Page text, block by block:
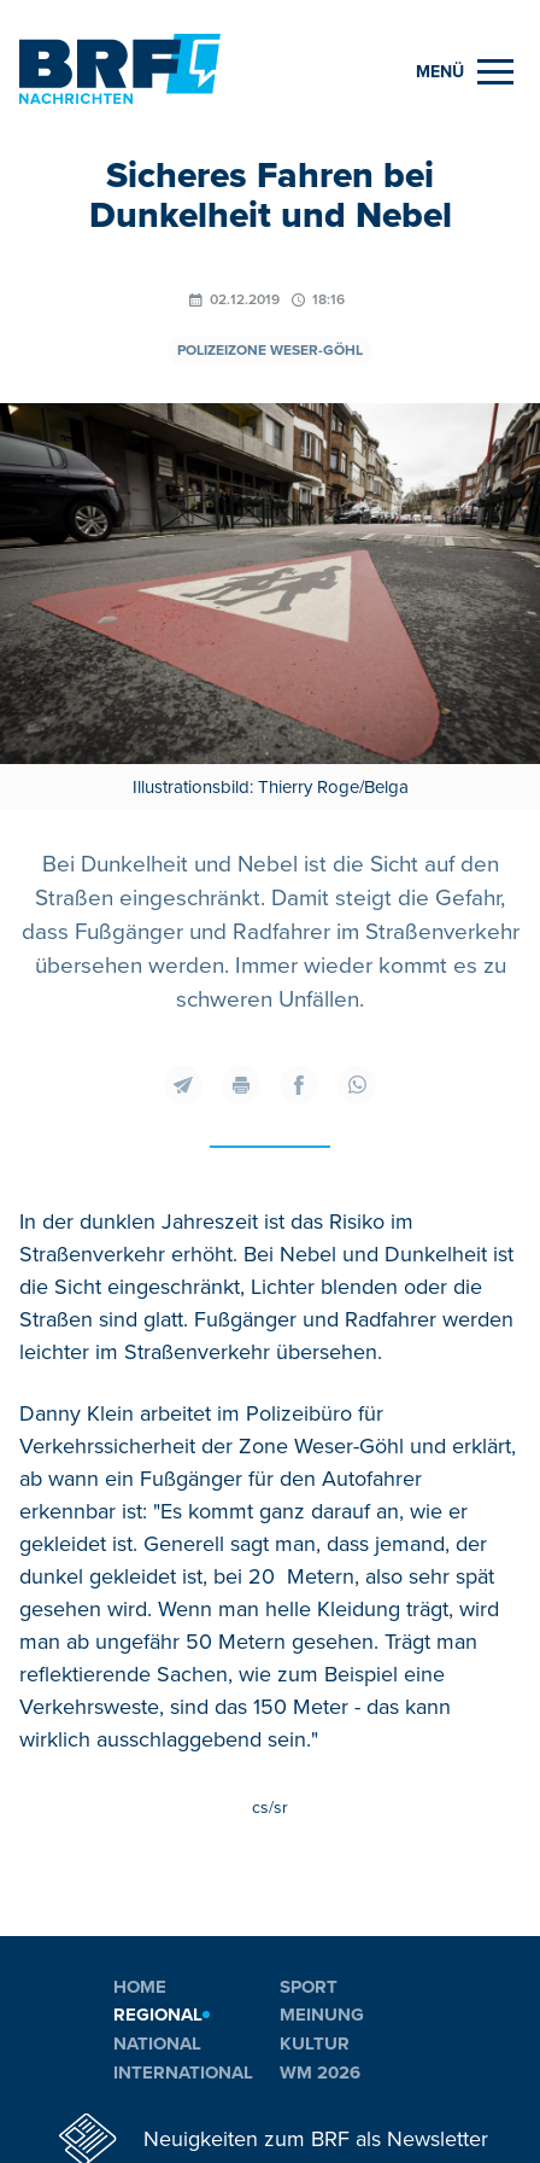
MENÜ
Sicheres Fahren bei
Dunkelheit und Nebel
02.12.2019 18:16
POLIZEIZONE WESER-GÖHL
Illustrationsbild: Thierry Roge/Belga
Bei Dunkelheit und Nebel ist die Sicht auf den
Straßen eingeschränkt. Damit steigt die Gefahr,
dass Fußgänger und Radfahrer im Straßenverkehr
übersehen werden. Immer wieder kommt es zu
schweren Unfällen.
In der dunklen Jahreszeit ist das Risiko im
Straßenverkehr erhöht. Bei Nebel und Dunkelheit ist
die Sicht eingeschränkt, Lichter blenden oder die
Straßen sind glatt. Fußgänger und Radfahrer werden
leichter im Straßenverkehr übersehen.
Danny Klein arbeitet im Polizeibüro für
Verkehrssicherheit der Zone Weser-Göhl und erklärt,
ab wann ein Fußgänger für den Autofahrer
erkennbar ist: "Es kommt ganz darauf an, wie er
gekleidet ist. Generell sagt man, dass jemand, der
dunkel gekleidet ist, bei 20 Metern, also sehr spät
gesehen wird. Wenn man helle Kleidung trägt, wird
man ab ungefähr 50 Metern gesehen. Trägt man
reflektierende Sachen, wie zum Beispiel eine
Verkehrsweste, sind das 150 Meter - das kann
wirklich ausschlaggebend sein."
cs/sr
HOME
REGIONAL
NATIONAL
INTERNATIONAL
SPORT
MEINUNG
KULTUR
WM 2026
Neuigkeiten zum BRF als Newsletter